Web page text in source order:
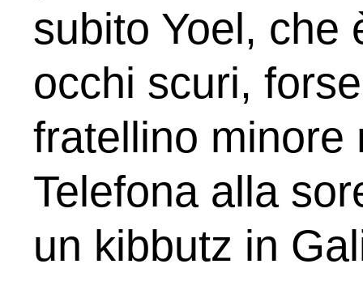
subito Yoel, che
occhi scuri,
fratellino minore
Telefona alla
un kibbutz in